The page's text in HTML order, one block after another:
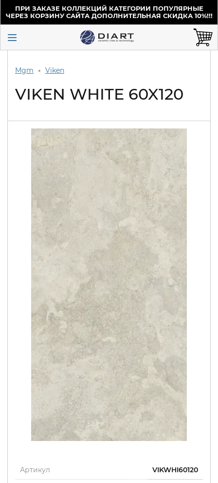
ПРИ ЗАКАЗЕ КОЛЛЕКЦИЙ КАТЕГОРИИ ПОПУЛЯРНЫЕ
ЧЕРЕЗ КОРЗИНУ САЙТА ДОПОЛНИТЕЛЬНАЯ СКИДКА 10%!!!
Mgm Viken
VIKEN WHITE 60X120
Артикул VIKWHI60120